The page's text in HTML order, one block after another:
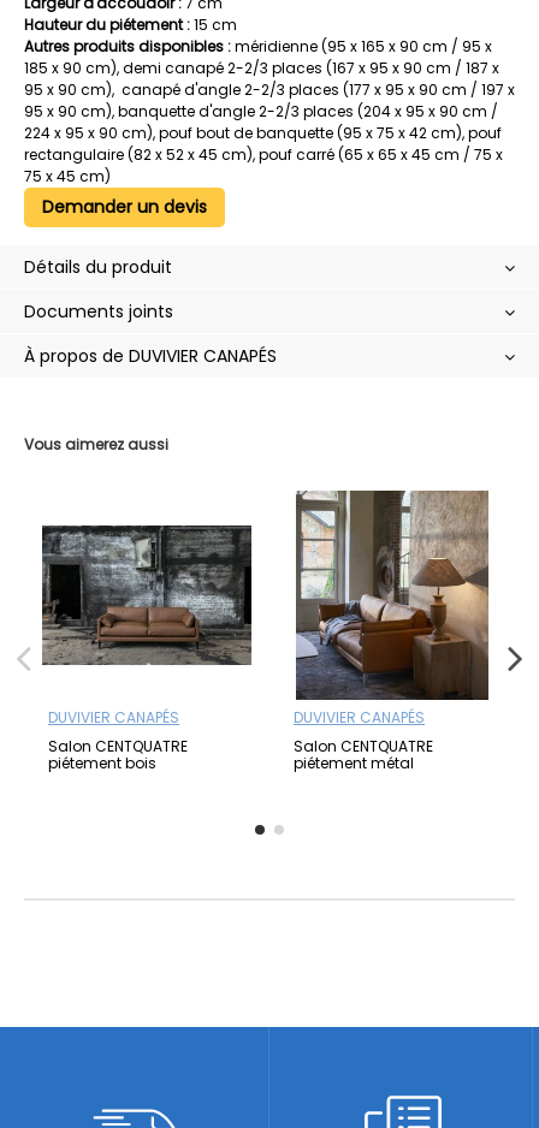
Vous aimerez aussi
DUVIVIER CANAPÉS
Salon CENTQUATRE
piétement bois
DUVIVIER CANAPÉS
Salon CENTQUATRE
piétement métal
Hauteur du piétement :15 cm
Autres produits disponibles :méridienne (95 x 165 x 90 cm / 95 x
185 x 90 cm), demi canapé 2-2/3 places (167 x 95 x 90 cm / 187 x
95 x 90 cm), canapé d'angle 2-2/3 places (177 x 95 x 90 cm / 197 x
95 x 90 cm), banquette d'angle 2-2/3 places (204 x 95 x 90 cm /
224 x 95 x 90 cm), pouf bout de banquette (95 x 75 x 42 cm), pouf
rectangulaire (82 x 52 x 45 cm), pouf carré (65 x 65 x 45 cm / 75 x
75 x 45 cm)
Demander un devis
Détails du produit
Documents joints
À propos de DUVIVIER CANAPÉS